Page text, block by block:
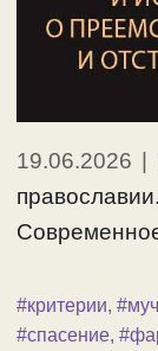
19.06.2026
#критерии,
#спасение,